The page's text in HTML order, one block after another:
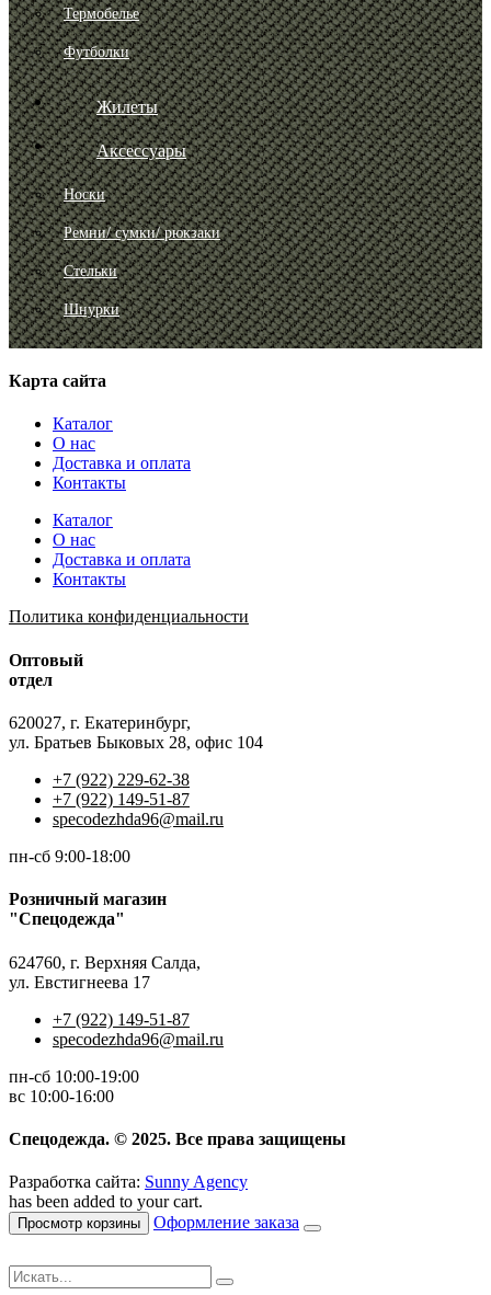
Термобелье
Футболки
Жилеты
Аксессуары
Носки
Ремни/ сумки/ рюкзаки
Стельки
Шнурки
Карта сайта
Каталог
О нас
Доставка и оплата
Контакты
Каталог
О нас
Доставка и оплата
Контакты
Политика конфиденциальности
Оптовый
отдел
620027, г. Екатеринбург,
ул. Братьев Быковых 28, офис 104
+7 (922) 229-62-38
+7 (922) 149-51-87
specodezhda96@mail.ru
пн-сб 9:00-18:00
Розничный магазин
"Спецодежда"
624760, г. Верхняя Салда,
ул. Евстигнеева 17
+7 (922) 149-51-87
specodezhda96@mail.ru
пн-сб 10:00-19:00
вс 10:00-16:00
Спецодежда. © 2025. Все права защищены
Разработка сайта: Sunny Agency
has been added to your cart.
Просмотр корзины Оформление заказа